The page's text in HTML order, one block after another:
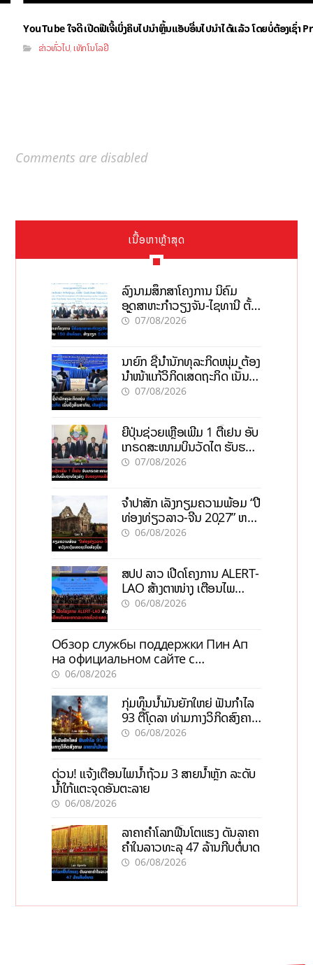
YouTube ໃຈດີ ເປີດຟີເຈີ້ເບິ່ງຄິບໄປນຳຫຼິ້ນແອັບອື່ນໄປນຳໄດ້ແລ້ວ ໂດຍບໍ່ຕ້ອງເຊົ່າ
ຂ່າວທົ່ວໄປ ,ເທັກໂນໂລຢີ
Comments are disabled
ເນື້ອຫາຫຼ້າສຸດ
ລົງນາມສຶກສາໂຄງການ ນິຄົມ
ອຸດສາຫະກຳວຽງຈັນ-ໄຊທານີ ຕັ້ງ
ເປົ້າດຶງທຶນ 150 ລ້ານໂດລາ, ສ້າງ
07/08/2026
ນາຍົກ ຊີ້ນຳນັກທຸລະກິດໜຸ່ມ ຕ້ອງ
ນຳໜ້າແກ້ວິກິດເສດຖະກິດ ເນັ້ນດຶງ
ທຶນສາກົນ, ຫັນສູ່ດິຈິຕອນ
07/08/2026
ຍີ່ປຸ່ນຊ່ວຍເຫຼືອເພີ່ມ 1 ຕື້ເຢນ ອັບ
ເກຣດສະໜາມບິນວັດໄຕ ຮັບຮອງ
ການເຕີບໂຕ
07/08/2026
ຈຳປາສັກ ເລັ່ງກຽມຄວາມພ້ອມ “ປີ
ທ່ອງທ່ຽວລາວ-ຈີນ 2027” ຫວັງ
ກະຕຸ້ນເສດຖະກິດທ້ອງຖິ່ນ
06/08/2026
ສປປ ລາວ ເປີດໂຄງການ ALERT-
LAO ສ້າງຕາໜ່າງ ເຕືອນໄພ
ພະຍາດລະບາດທົ່ວປະເທດ
06/08/2026
Обзор службы поддержки Пин Ап
на официальном сайте с
актуальной информацией
06/08/2026
ກຸ່ມທຶນນ້ຳມັນຍັກໃຫຍ່ ຟັນກຳໄລ
93 ຕື້ໂດລາ ທ່າມກາງວິກິດສົງຄາມ
ລາຄານໍ້າມັນແພງ
06/08/2026
ດ່ວນ! ແຈ້ງເຕືອນໄພນໍ້າຖ້ວມ 3 ສາຍນໍ້າຫຼັກ ລະດັບ
ນໍ້າໃກ້ແຕະຈຸດອັນຕະລາຍ
06/08/2026
ລາຄາຄຳໂລກຟື້ນໂຕແຮງ ດັນລາຄາ
ຄຳໃນລາວທະລຸ 47 ລ້ານກີບຕໍ່ບາດ
06/08/2026